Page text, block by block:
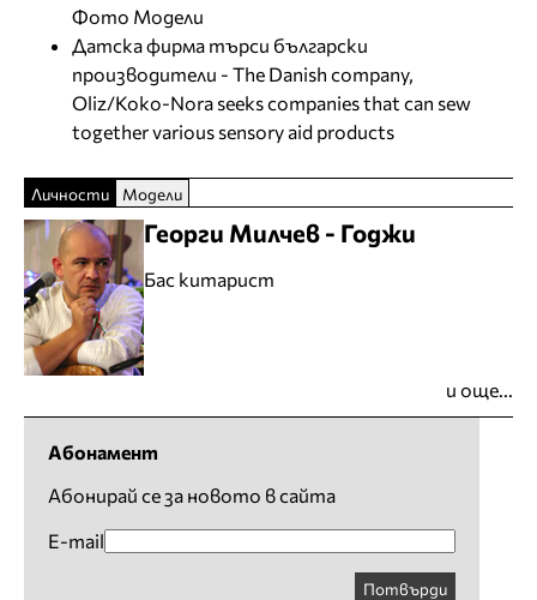
Фото Модели
Датска фирма търси български
производители - The Danish company,
Oliz/Koko-Nora seeks companies that can sew
together various sensory aid products
Личности Модели
Георги Милчев - Годжи
Бас китарист
и още...
Абонамент
Абонирай се за новото в сайта
E-mail
Потвърди